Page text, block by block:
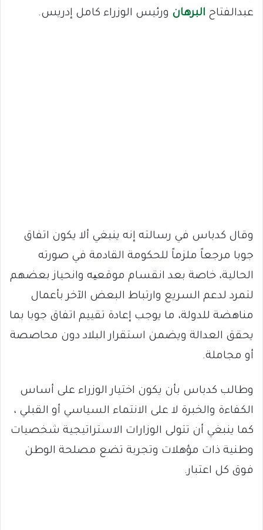
عبدالفتاح البرهان ورئيس الوزراء كامل إدريس.
وقال كدباس في رسالته إنه ينبغي ألا يكون اتفاق
جوبا مرجعاً ملزماً للحكومة القادمة في صورته
الحالية، خاصة بعد انقسام موقعیه وانحياز بعضهم
لتمرد لدعم السريع وارتباط البعض الآخر بأعمال
مناهضة للدولة، ما يوجب إعادة تقييم اتفاق جوبا بما
يحقق العدالة ويضمن استقرار البلاد دون محاصصة
أو مجاملة.
وطالب كدباس بأن يكون اختيار الوزراء على أساس
الكفاءة والخبرة لا على الانتماء السياسي أو القبلي ،
كما ينبغي أن تتولى الوزارات الاستراتيجية شخصيات
وطنية ذات مؤهلات وتجربة تضع مصلحة الوطن
فوق كل اعتبار.